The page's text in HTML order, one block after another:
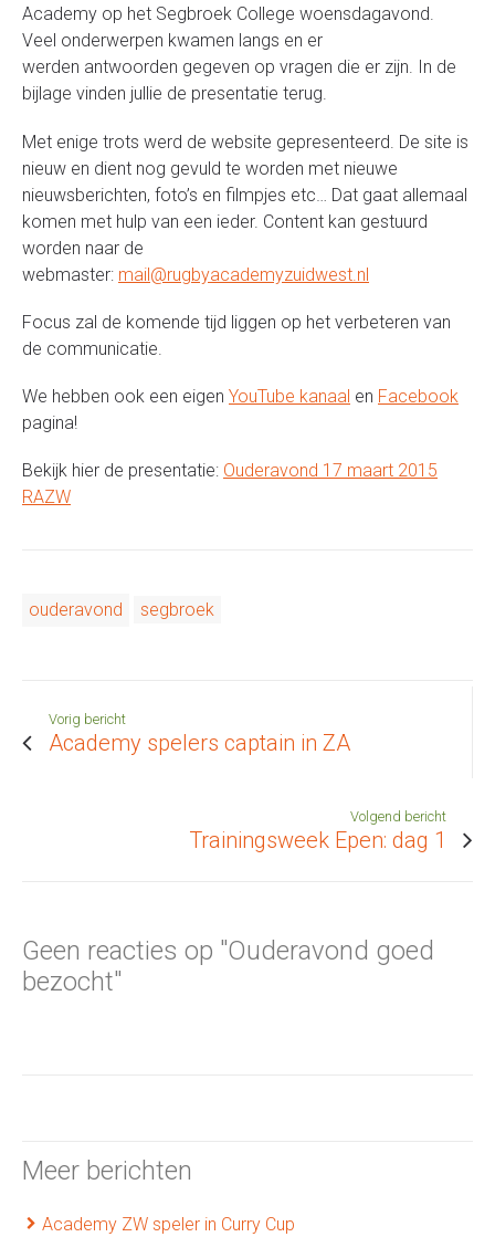
Academy op het Segbroek College woensdagavond.
Veel onderwerpen kwamen langs en er
werden antwoorden gegeven op vragen die er zijn. In de
bijlage vinden jullie de presentatie terug.
Met enige trots werd de website gepresenteerd. De site is
nieuw en dient nog gevuld te worden met nieuwe
nieuwsberichten, foto’s en filmpjes etc… Dat gaat allemaal
komen met hulp van een ieder. Content kan gestuurd
worden naar de
webmaster: mail@rugbyacademyzuidwest.nl
Focus zal de komende tijd liggen op het verbeteren van
de communicatie.
We hebben ook een eigen YouTube kanaal en Facebook
pagina!
Bekijk hier de presentatie: Ouderavond 17 maart 2015
RAZW
ouderavond segbroek
Vorig bericht
Academy spelers captain in ZA
Volgend bericht
Trainingsweek Epen: dag 1
Geen reacties op "Ouderavond goed
bezocht"
Meer berichten
Academy ZW speler in Curry Cup